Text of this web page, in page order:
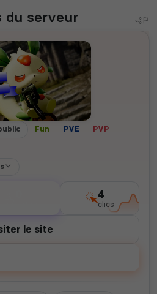
du serveur
Fun PVE
PVP
4
clics
le site